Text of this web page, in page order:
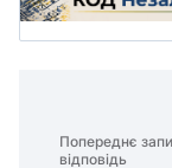
Попереднє
відповідь